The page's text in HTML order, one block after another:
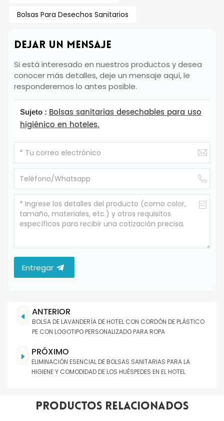
Bolsas Para Desechos Sanitarios
DEJAR UN MENSAJE
Si está interesado en nuestros productos y desea
conocer más detalles, deje un mensaje aquí, le
responderemos lo antes posible.
Sujeto : Bolsas sanitarias desechables para uso
higiénico en hoteles.
Entregar
ANTERIOR
BOLSA DE LAVANDERÍA DE HOTEL CON CORDÓN DE PLÁSTICO
PE CON LOGOTIPO PERSONALIZADO PARA ROPA
PRÓXIMO
ELIMINACIÓN ESENCIAL DE BOLSAS SANITARIAS PARA LA
HIGIENE Y COMODIDAD DE LOS HUÉSPEDES EN EL HOTEL
Productos Relacionados